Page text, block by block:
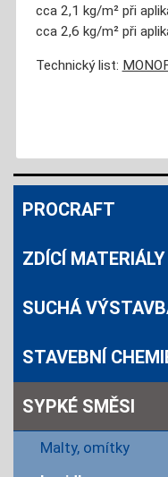
cca 2,1 kg/m² při
cca 2,6 kg/m² při
Technický list:
PROCRAFT
ZDÍCÍ MATERIÁLY
SUCHÁ
STAVEBNÍ
SYPKÉ SMĚSI
Malty, omítky